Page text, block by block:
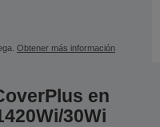
Obtener más información
en
30Wi